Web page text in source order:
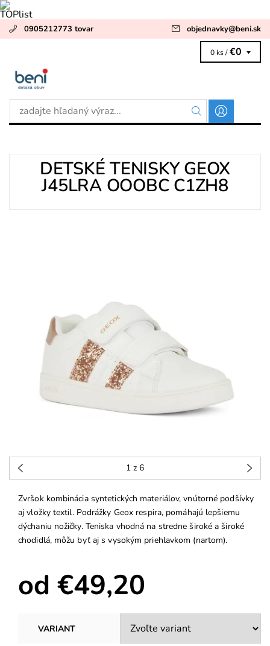
0905212773 tovar objednavky@beni.sk
0 ks / €0
DETSKÉ TENISKY GEOX
J45LRA OOOBC C1ZH8
1 z 6
Zvršok kombinácia syntetických materiálov, vnútorné podšívky
aj vložky textil. Podrážky Geox respira, pomáhajú lepšiemu
dýchaniu nožičky. Teniska vhodná na stredne široké a široké
chodidlá, môžu byť aj s vysokým priehlavkom (nartom).
od €49,20
VARIANT